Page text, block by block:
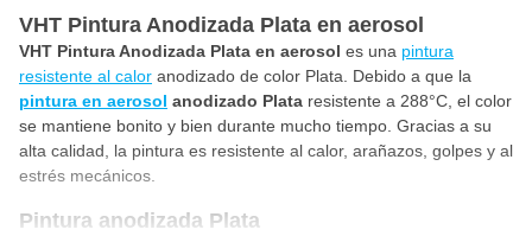
VHT Pintura Anodizada Plata en aerosol
VHT Pintura Anodizada Plata en aerosol es una pintura
resistente al calor anodizado de color Plata. Debido a que la
pintura en aerosol anodizado Plata resistente a 288°C, el color
se mantiene bonito y bien durante mucho tiempo. Gracias a su
alta calidad, la pintura es resistente al calor, arañazos, golpes y al
estrés mecánicos.
Pintura anodizada Plata